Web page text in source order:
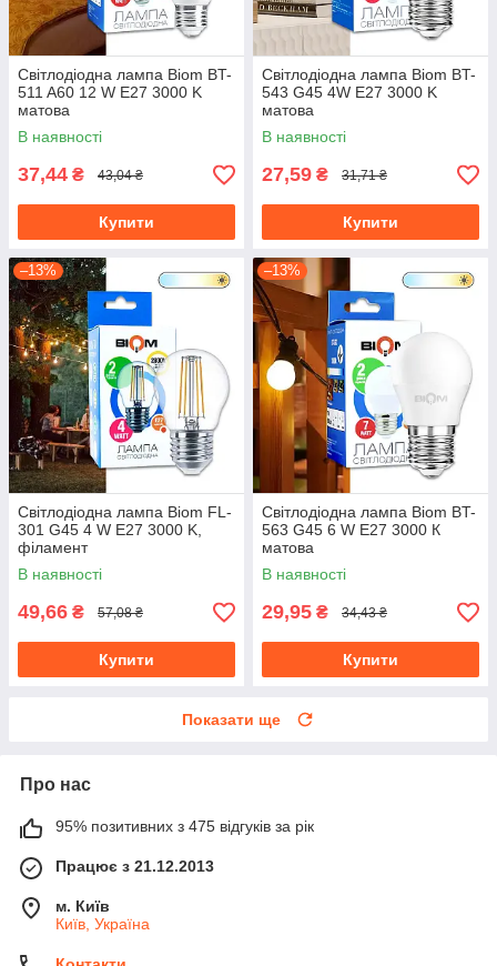
Світлодіодна лампа Biom BT-
511 A60 12 W E27 3000 K
матова
В наявності
37,44 ₴ 43,04 ₴
Купити
Світлодіодна лампа Biom BT-
543 G45 4W E27 3000 K
матова
В наявності
27,59 ₴ 31,71 ₴
Купити
–13%
Світлодіодна лампа Biom FL-
301 G45 4 W E27 3000 K,
філамент
В наявності
49,66 ₴ 57,08 ₴
Купити
–13%
Світлодіодна лампа Biom BT-
563 G45 6 W E27 3000 К
матова
В наявності
29,95 ₴ 34,43 ₴
Купити
Показати ще
Про нас
95% позитивних з 475 відгуків за рік
Працює з 21.12.2013
м. Київ
Київ, Україна